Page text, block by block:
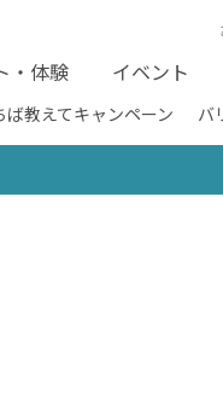
・体験 イベント
ば教えてキャンペーン バ